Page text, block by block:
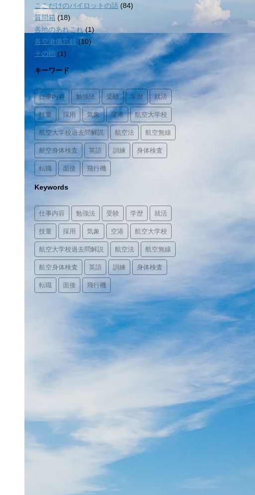
ここだけのパイロットの話 (84)
質問箱 (18)
各地のあれこれ(1)
各空港備忘録 (10)
その他 (1)
キーワード
仕事内容 勉強法 受験 学歴 就活
技量 採用 気象 空港 航空大学校
航空大学校過去問解説 航空法 航空無線
航空身体検査 英語 訓練 身体検査
転職 面接 飛行機
Keywords
仕事内容 勉強法 受験 学歴 就活
技量 採用 気象 空港 航空大学校
航空大学校過去問解説 航空法 航空無線
航空身体検査 英語 訓練 身体検査
転職 面接 飛行機